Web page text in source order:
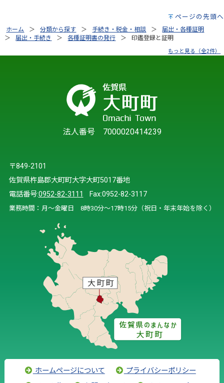
ページの先頭へ
ホーム 分類から探す 手続き・税金・相談
届出・各種証明
届出・手続き
各種証明書の発行 印鑑登録と証明
もっと見る（全2件）
法人番号 7000020414239
〒849-2101
佐賀県杵島郡大町町大字大町5017番地
電話番号:0952-82-3111 Fax:0952-82-3117
業務時間：月～金曜日 8時30分～17時15分（祝日・年末年始を除く）
ホームページについて
プライバシーポリシー